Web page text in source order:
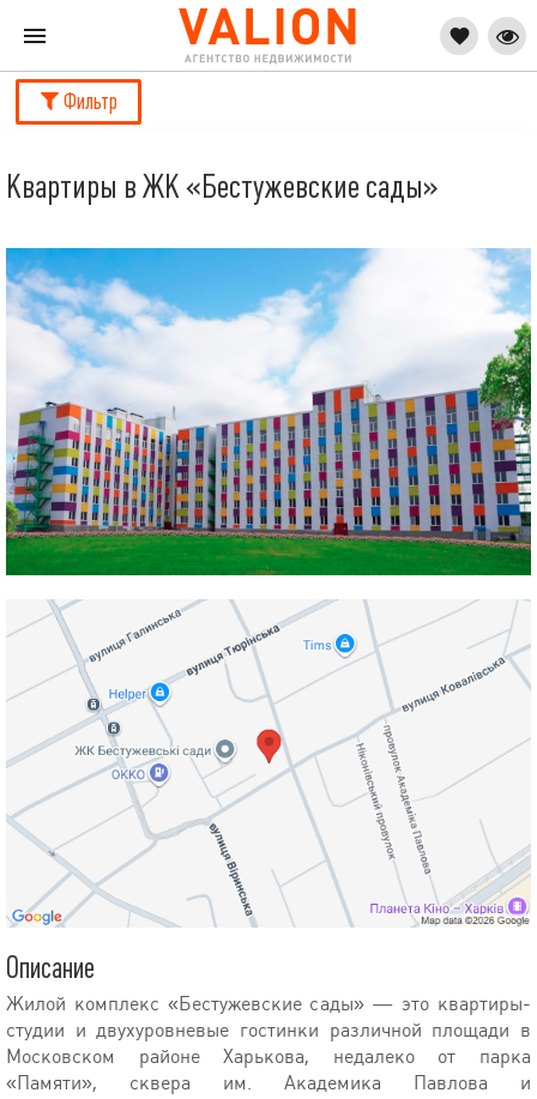
Фильтр
Квартиры в ЖК «Бестужевские сады»
Описание
Жилой комплекс «Бестужевские сады» — это квартиры-
студии и двухуровневые гостинки различной площади в
Московском районе Харькова, недалеко от парка
«Памяти», сквера им. Академика Павлова и